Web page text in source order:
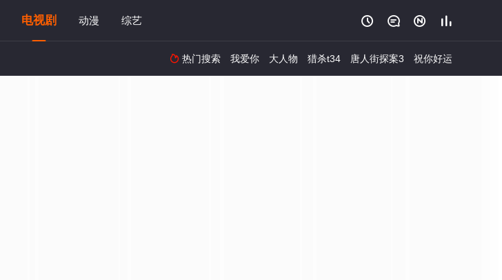
电视剧 动漫 综艺    
 热门搜索 我爱你 大人物 猎杀t34 唐人街探案3 祝你好运